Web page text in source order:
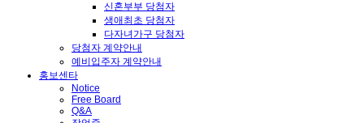
신혼부부 당첨자
생애최초 당첨자
다자녀가구 당첨자
당첨자 계약안내
예비입주자 계약안내
홍보센타
Notice
Free Board
Q&A